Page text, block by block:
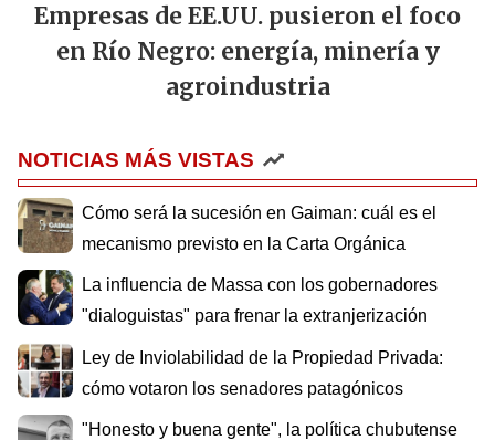
Empresas de EE.UU. pusieron el foco
en Río Negro: energía, minería y
agroindustria
NOTICIAS MÁS VISTAS
Cómo será la sucesión en Gaiman: cuál es el
mecanismo previsto en la Carta Orgánica
La influencia de Massa con los gobernadores
"dialoguistas" para frenar la extranjerización
Ley de Inviolabilidad de la Propiedad Privada:
cómo votaron los senadores patagónicos
"Honesto y buena gente", la política chubutense